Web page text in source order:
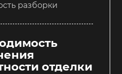
разборки
отделки